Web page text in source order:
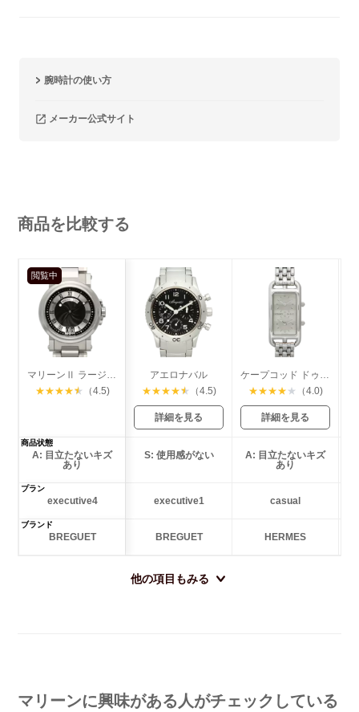
腕時計の使い方
メーカー公式サイト
商品を比較する
閲覧中
マリーンⅡ ラージ デイト
★★★★★ （4.5)
アエロナバル
★★★★★ （4.5)
詳細を見る
ケープコッド ドゥーゾーン
★★★★ ★ （4.0)
詳細を見る
商品状態
A: 目立たないキズ
あり
S: 使用感がない
A: 目立たないキズ
あり
プラン
executive4 executive1 casual
ブランド
BREGUET BREGUET HERMES
他の項目もみる
マリーンに興味がある人がチェックしている